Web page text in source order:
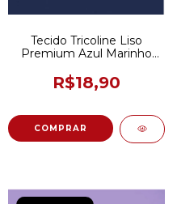
Tecido Tricoline Liso
Premium Azul Marinho
R$18,90